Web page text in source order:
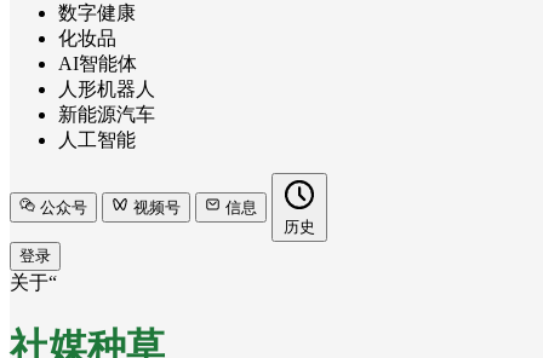
数字健康
化妆品
AI智能体
人形机器人
新能源汽车
人工智能
公众号 视频号
信息
历史
登录
关于“
社媒种草